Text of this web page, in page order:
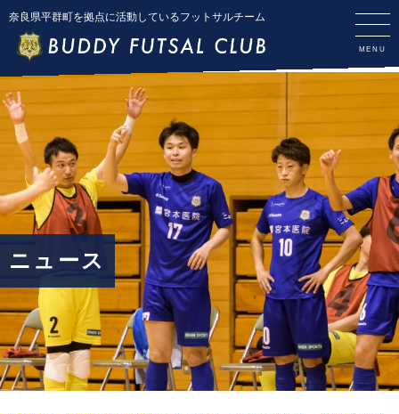
奈良県平群町を拠点に活動しているフットサルチーム
ニュース